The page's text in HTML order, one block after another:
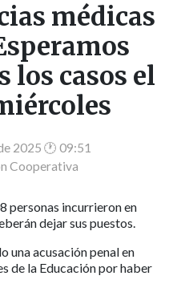
médicas
los casos el
2025 🕐 09:51
Cooperativa
personas incurrieron en
dejar sus puestos.
una acusación penal en
de la Educación por haber